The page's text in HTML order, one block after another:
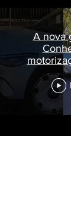
A nova